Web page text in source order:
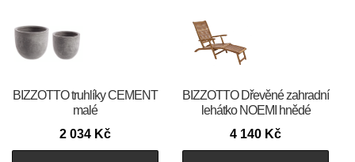
BIZZOTTO truhlíky CEMENT
malé
2 034 Kč
BIZZOTTO Dřevěné zahradní
lehátko NOEMI hnědé
4 140 Kč